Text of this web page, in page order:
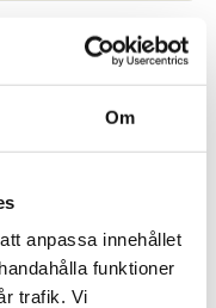
Om
anpassa innehållet
funktioner
trafik. Vi